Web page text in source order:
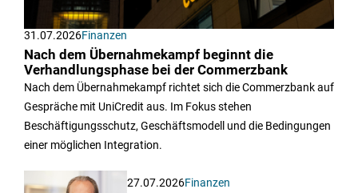
31.07.2026Finanzen
Nach dem Übernahmekampf beginnt die
Verhandlungsphase bei der Commerzbank
Nach dem Übernahmekampf richtet sich die Commerzbank auf
Gespräche mit UniCredit aus. Im Fokus stehen
Beschäftigungsschutz, Geschäftsmodell und die Bedingungen
einer möglichen Integration.
27.07.2026Finanzen